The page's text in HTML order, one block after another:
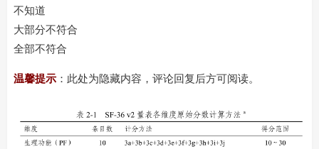
不知道
大部分不符合
全部不符合
温馨提示：此处为隐藏内容，评论回复后方可阅读。